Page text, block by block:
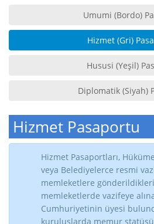
Umumi (Bordo)
Hizmet (Gri)
Hususi (Yeşil)
Diplomatik (Siyah)
Hizmet Pasaportu
Hizmet Pasaportları,
veya Belediyelerce resmi
memleketlere
memleketlerde vazifeye
Cumhuriyetinin üyesi
kuruluşlarda memur